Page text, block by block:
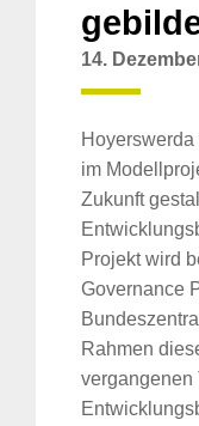
14.
im
Zukunft
Projekt wird
Governance
Rahmen
vergangenen